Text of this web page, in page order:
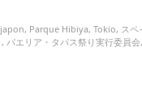
japon, Parque Hibiya, Tokio, スペ
, パエリア・タパス祭り実行委員会,